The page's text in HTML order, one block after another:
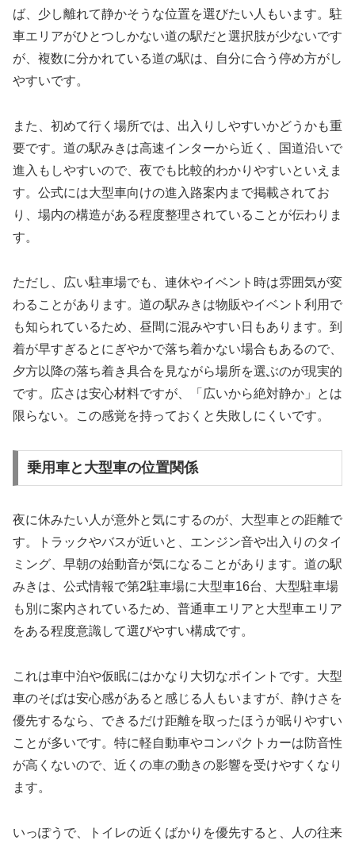
ば、少し離れて静かそうな位置を選びたい人もいます。駐
車エリアがひとつしかない道の駅だと選択肢が少ないです
が、複数に分かれている道の駅は、自分に合う停め方がし
やすいです。
また、初めて行く場所では、出入りしやすいかどうかも重
要です。道の駅みきは高速インターから近く、国道沿いで
進入もしやすいので、夜でも比較的わかりやすいといえま
す。公式には大型車向けの進入路案内まで掲載されてお
り、場内の構造がある程度整理されていることが伝わりま
す。
ただし、広い駐車場でも、連休やイベント時は雰囲気が変
わることがあります。道の駅みきは物販やイベント利用で
も知られているため、昼間に混みやすい日もあります。到
着が早すぎるとにぎやかで落ち着かない場合もあるので、
夕方以降の落ち着き具合を見ながら場所を選ぶのが現実的
です。広さは安心材料ですが、「広いから絶対静か」とは
限らない。この感覚を持っておくと失敗しにくいです。
乗用車と大型車の位置関係
夜に休みたい人が意外と気にするのが、大型車との距離で
す。トラックやバスが近いと、エンジン音や出入りのタイ
ミング、早朝の始動音が気になることがあります。道の駅
みきは、公式情報で第2駐車場に大型車16台、大型駐車場
も別に案内されているため、普通車エリアと大型車エリア
をある程度意識して選びやすい構成です。
これは車中泊や仮眠にはかなり大切なポイントです。大型
車のそばは安心感があると感じる人もいますが、静けさを
優先するなら、できるだけ距離を取ったほうが眠りやすい
ことが多いです。特に軽自動車やコンパクトカーは防音性
が高くないので、近くの車の動きの影響を受けやすくなり
ます。
いっぽうで、トイレの近くばかりを優先すると、人の往来